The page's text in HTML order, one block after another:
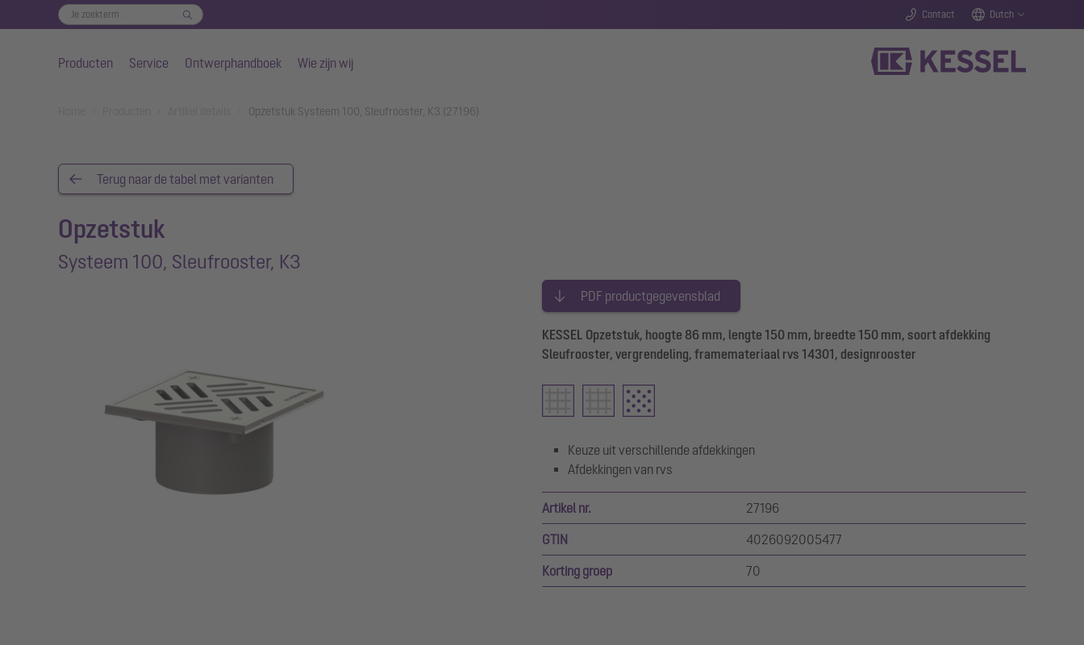
Contact Dutch
Producten Service Ontwerphandboek Wie zijn wij
Opzetstuk Systeem 100, Sleufrooster, K3 (27196)
Terug naar de tabel met varianten
Opzetstuk
Systeem 100, Sleufrooster, K3
PDF productgegevensblad
KESSEL Opzetstuk, hoogte 86 mm, lengte 150 mm, breedte 150 mm, soort afdekking
Sleufrooster, vergrendeling, framemateriaal rvs 14301, designrooster
Keuze uit verschillende afdekkingen
Afdekkingen van rvs
Artikel nr. 27196
GTIN 4026092005477
Korting groep 70